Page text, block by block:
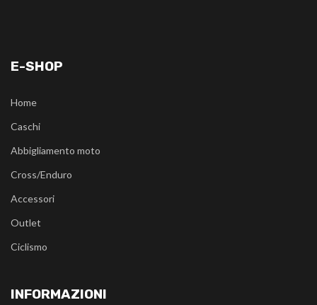
E-SHOP
Home
Caschi
Abbigliamento moto
Cross/Enduro
Accessori
Outlet
Ciclismo
INFORMAZIONI